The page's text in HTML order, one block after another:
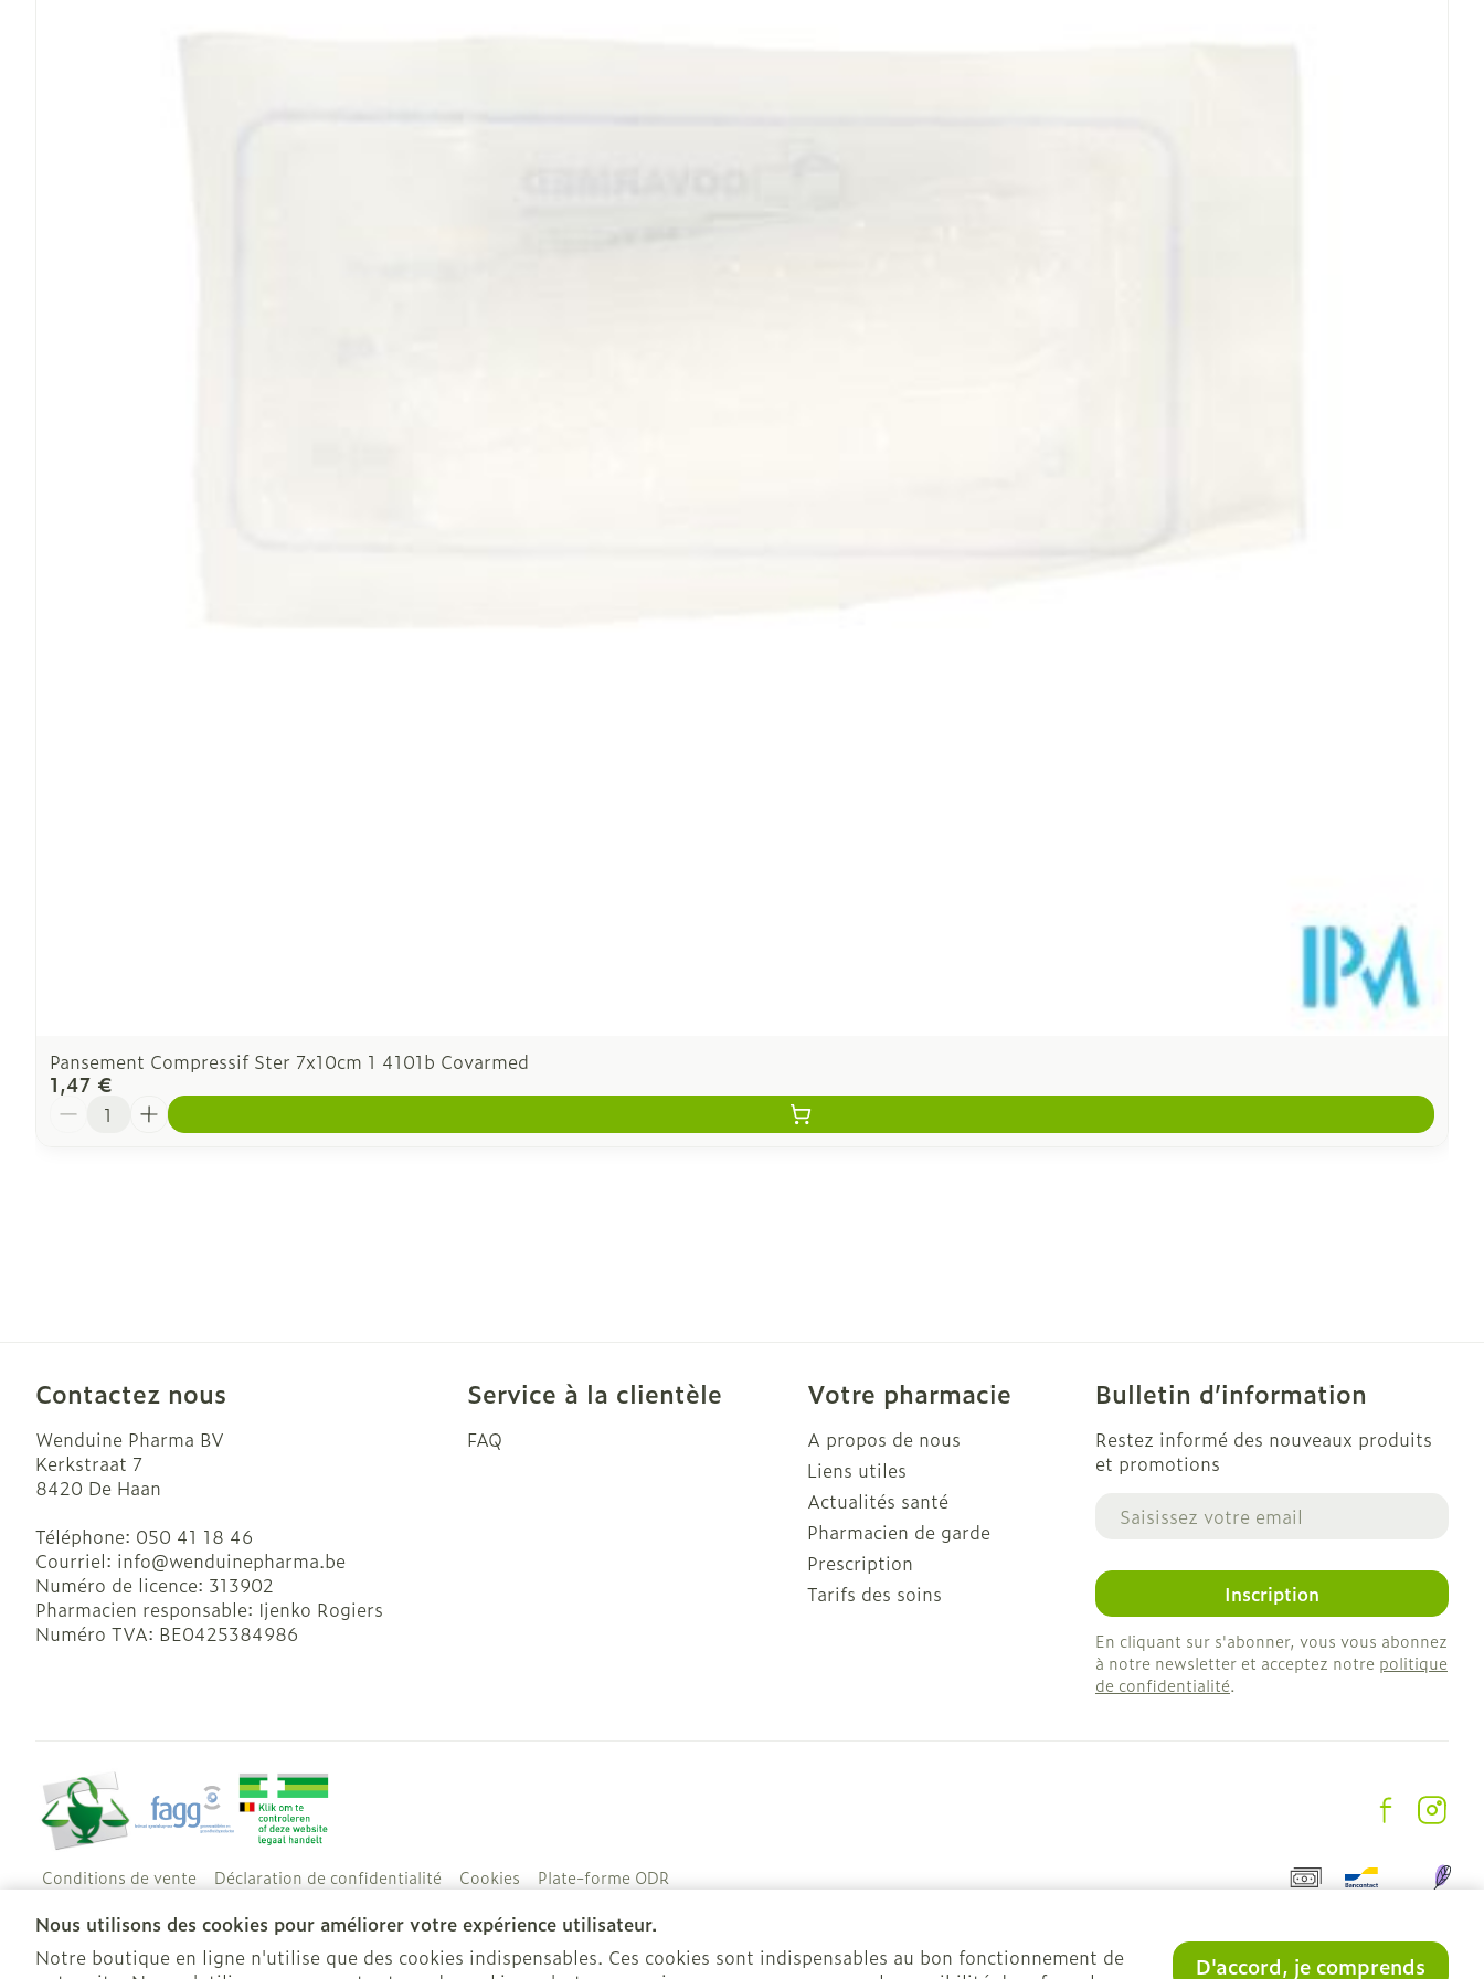
Nous utilisons des cookies pour améliorer votre expérience utilisateur.
Notre boutique en ligne n'utilise que des cookies indispensables. Ces cookies sont indispensables au bon fonctionnement de
D'accord, je comprends
Pansement Compressif Ster 7x10cm 1 4101b Covarmed
1,47 €
Quantité
Contactez nous
Wenduine Pharma BV
Kerkstraat 7
8420 De Haan
Téléphone: 050 41 18 46
Courriel: info@wenduinepharma.be
Numéro de licence: 313902
Pharmacien responsable: Ijenko Rogiers
Numéro TVA: BE0425384986
Service à la clientèle
FAQ
Votre pharmacie
A propos de nous
Liens utiles
Actualités santé
Pharmacien de garde
Prescription
Tarifs des soins
Bulletin d’information
Restez informé des nouveaux produits
et promotions
Inscription
En cliquant sur s'abonner, vous vous abonnez
à notre newsletter et acceptez notre politique
de confidentialité.
Conditions de vente Déclaration de confidentialité Cookies Plate-forme ODR